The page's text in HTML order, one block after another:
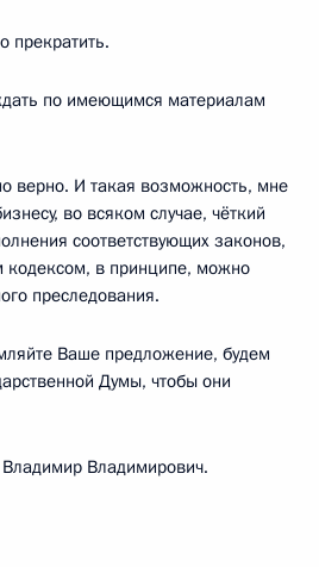
прекратить.
по имеющимся материалам
верно. И такая возможность, мне
во всяком случае, чёткий
соответствующих законов,
кодексом, в принципе, можно
преследования.
Ваше предложение, будем
Думы, чтобы они
Владимирович.